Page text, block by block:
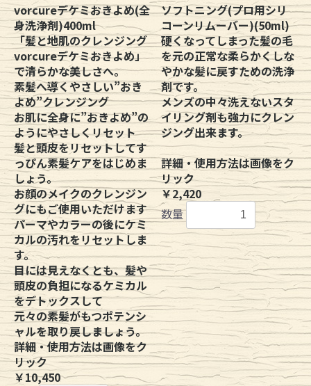
vorcureデケミおきよめ(全
身洗浄剤)400ml
「髪と地肌のクレンジング
vorcureデケミおきよめ」
で清らかな美しさへ。
素髪へ導くやさしい”おき
よめ”クレンジング
お肌に全身に”おきよめ”の
ようにやさしくリセット
髪と頭皮をリセットしてす
っぴん素髪ケアをはじめま
しょう。
お顔のメイクのクレンジン
グにもご使用いただけます
パーマやカラーの後にケミ
カルの汚れをリセットしま
す。
目には見えなくとも、髪や
頭皮の負担になるケミカル
をデトックスして
元々の素髪がもつポテンシ
ャルを取り戻しましょう。
詳細・使用方法は画像をク
リック
￥10,450
ソフトニング(プロ用シリ
コーンリムーバー)(50ml)
硬くなってしまった髪の毛
を元の正常な柔らかくしな
やかな髪に戻すための洗浄
剤です。
メンズの中々洗えないスタ
イリング剤も強力にクレン
ジング出来ます。
詳細・使用方法は画像をク
リック
￥2,420
数量